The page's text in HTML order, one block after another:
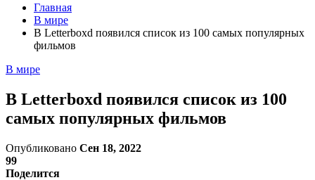
Главная
В мире
В Letterboxd появился список из 100 самых популярных
фильмов
В мире
В Letterboxd появился список из 100
самых популярных фильмов
Опубликовано Сен 18, 2022
99
Поделится